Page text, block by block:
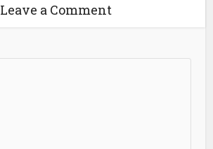
Leave a Comment